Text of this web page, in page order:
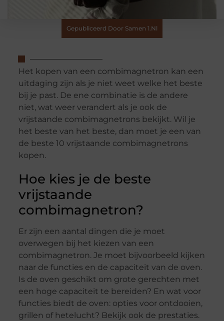
Gepubliceerd Door Samen 1.nl
Het kopen van een combimagnetron kan een
uitdaging zijn als je niet weet welke het beste
bij je past. De ene combinatie is de andere
niet, wat weer verandert als je ook de
vrijstaande combimagnetrons bekijkt. Wil je
het beste van het beste, dan moet je een van
de beste 10 vrijstaande combimagnetrons
kopen.
Hoe kies je de beste
vrijstaande
combimagnetron?
Er zijn een aantal dingen die je moet
overwegen bij het kiezen van een
combimagnetron. Je moet bijvoorbeeld kijken
naar de functies en de capaciteit van de oven.
Is de oven geschikt om grote gerechten met
een hoge capaciteit te bereiden? En wat voor
functies biedt de oven: opties voor ontdooien,
grillen of hetelucht? Bekijk ook de prestaties.